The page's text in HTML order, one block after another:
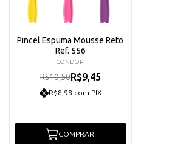
Pincel Espuma Mousse Reto
Ref. 556
CONDOR
R$10,50R$9,45
R$8,98 com PIX
COMPRAR